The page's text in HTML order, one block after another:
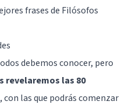
frases de Filósofos
debemos conocer, pero
revelaremos las 80
, con las que podrás comenzar